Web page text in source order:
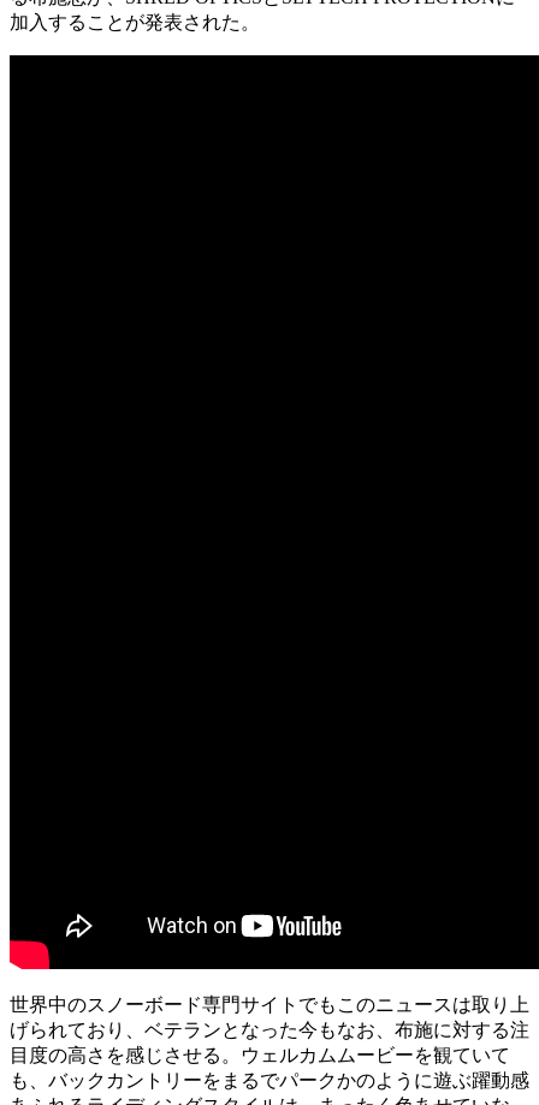
加入することが発表された。
世界中のスノーボード専門サイトでもこのニュースは取り上
げられており、ベテランとなった今もなお、布施に対する注
目度の高さを感じさせる。ウェルカムムービーを観ていて
も、バックカントリーをまるでパークかのように遊ぶ躍動感